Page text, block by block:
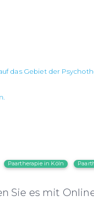
das Gebiet der
Paartherapie in Köln
Sie es mit